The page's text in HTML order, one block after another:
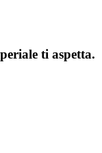
ti aspetta.